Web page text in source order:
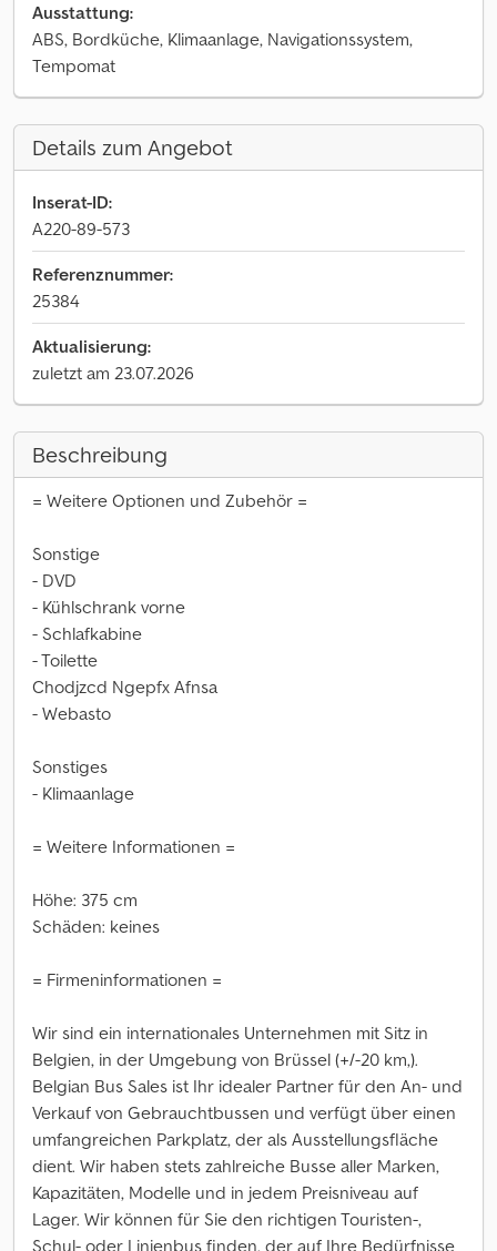
Ausstattung:
ABS, Bordküche, Klimaanlage, Navigationssystem,
Tempomat
Details zum Angebot
Inserat-ID:
A220-89-573
Referenznummer:
25384
Aktualisierung:
zuletzt am 23.07.2026
Beschreibung
= Weitere Optionen und Zubehör =
Sonstige
- DVD
- Kühlschrank vorne
- Schlafkabine
- Toilette
Chodjzcd Ngepfx Afnsa
- Webasto
Sonstiges
- Klimaanlage
= Weitere Informationen =
Höhe: 375 cm
Schäden: keines
= Firmeninformationen =
Wir sind ein internationales Unternehmen mit Sitz in
Belgien, in der Umgebung von Brüssel (+/-20 km,).
Belgian Bus Sales ist Ihr idealer Partner für den An- und
Verkauf von Gebrauchtbussen und verfügt über einen
umfangreichen Parkplatz, der als Ausstellungsfläche
dient. Wir haben stets zahlreiche Busse aller Marken,
Kapazitäten, Modelle und in jedem Preisniveau auf
Lager. Wir können für Sie den richtigen Touristen-,
Schul- oder Linienbus finden, der auf Ihre Bedürfnisse